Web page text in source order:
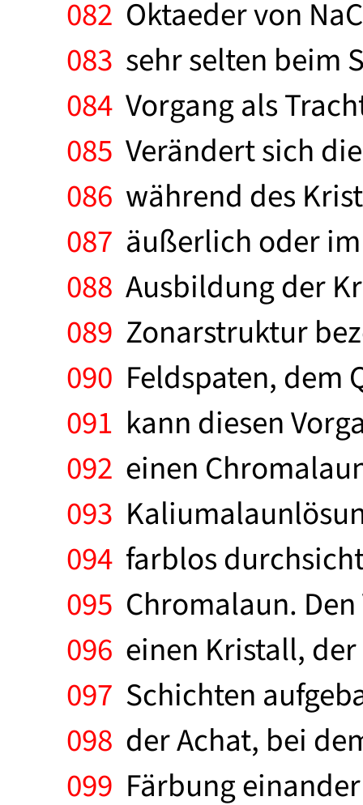
082 Oktaeder von
083 sehr selten beim
084 Vorgang als
085 Verändert sich
086 während des
087 äußerlich oder
088 Ausbildung der
089 Zonarstruktur
090 Feldspaten, dem
091 kann diesen
092 einen
093
094 farblos
095 Chromalaun.
096 einen Kristall,
097 Schichten
098 der Achat, bei
099 Färbung